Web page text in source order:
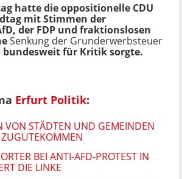
hatte die oppositionelle CDU
mit Stimmen der
der FDP und fraktionslosen
Senkung der Grunderwerbsteuer
bundesweit für Kritik sorgte.
Erfurt Politik:
VON STÄDTEN UND GEMEINDEN
BEI ANTI-AFD-PROTEST IN
DIE LINKE